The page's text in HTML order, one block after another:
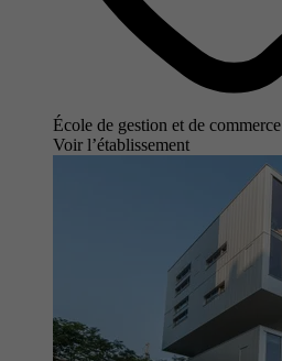
École de gestion et de commerce
Voir l’établissement